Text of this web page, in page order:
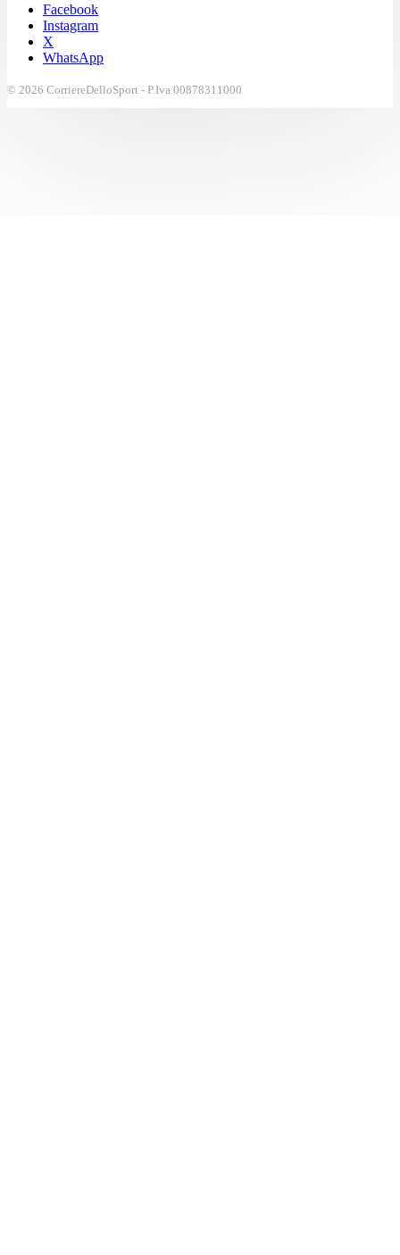
Facebook
Instagram
X
WhatsApp
© 2026 CorriereDelloSport - P.Iva 00878311000